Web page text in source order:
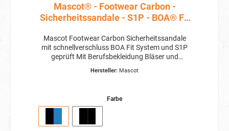
Mascot® - Footwear Carbon -
Sicherheitssandale - S1P - BOA® Fit
Mascot Footwear Carbon Sicherheitssandale
mit schnellverschluss BOA Fit System und S1P
geprüft Mit Berufsbekleidung Bläser und
langlebig, dauerhaft im Sortiment und die
Sicherheitssandale S1P von Mascot, bist du
Hersteller: Mascot
Farbe